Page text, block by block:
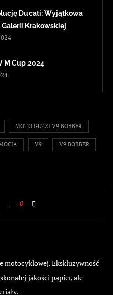
Ducati: Wyjątkowa
Krakowskiej
M Cup 2024
MOTO GUZZI V9 BOBBER
V9 V9 BOBBER
0
motocyklowej. Ekskluzywność
jakości papier, ale